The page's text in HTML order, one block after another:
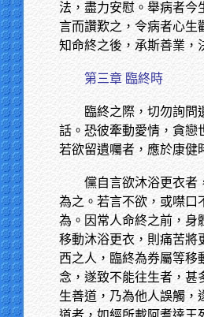
法，盡力安慰。舉病者今
言而讚歎之，令病者心生
知命終之後，承斯善業，
第三章 臨終時
臨終之際，切勿詢問
話。恐彼牽動愛情，貪戀
若欲留遺囑者，應於康健
儻自言欲沐浴更衣者
為之。若言不欲，或噤口
為。因常人命終之前，身
移動沐浴更衣，則痛苦將
西之人，臨終為券屬等移
念，遂致不能往生者，甚
生善道，乃為他人誤觸，